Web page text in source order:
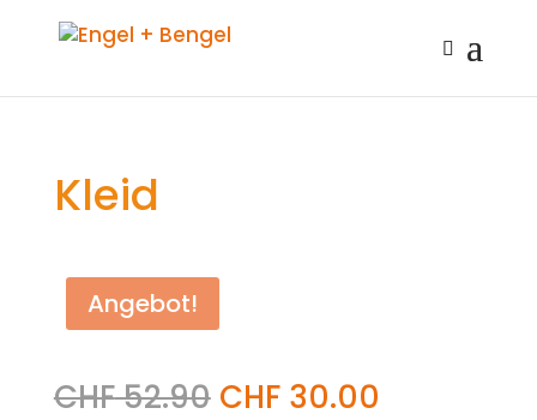
Kleid
Angebot!
CHF52.90 CHF30.00